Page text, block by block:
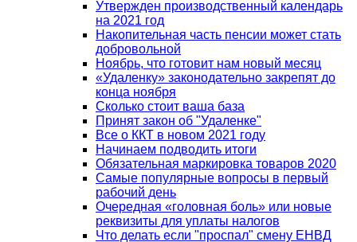
Утвержден производственный календарь
на 2021 год
Накопительная часть пенсии может стать
добровольной
Ноябрь, что готовит нам новый месяц
«Удаленку» законодательно закрепят до
конца ноября
Сколько стоит ваша база
Принят закон об "Удаленке"
Все о ККТ в новом 2021 году
Начинаем подводить итоги
Обязательная маркировка товаров 2020
Самые популярные вопросы в первый
рабочий день
Очередная «головная боль» или новые
реквизиты для уплаты налогов
Что делать если "проспал" смену ЕНВД